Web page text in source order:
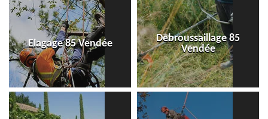
Elagage 85 Vendée
Debroussaillage 85
Vendée